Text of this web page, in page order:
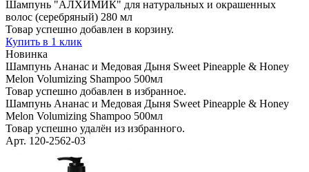
Шампунь "АЛХИМИК" для натуральных и окрашенных
волос (серебряный) 280 мл
Товар успешно добавлен в корзину.
Купить в 1 клик
Новинка
Шампунь Ананас и Медовая Дыня Sweet Pineapple & Honey
Melon Volumizing Shampoo 500мл
Товар успешно добавлен в избранное.
Шампунь Ананас и Медовая Дыня Sweet Pineapple & Honey
Melon Volumizing Shampoo 500мл
Товар успешно удалён из избранного.
Арт. 120-2562-03